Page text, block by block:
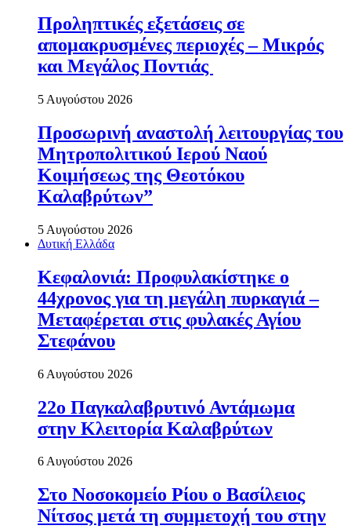
Προληπτικές εξετάσεις σε
απομακρυσμένες περιοχές – Μικρός
και Μεγάλος Ποντιάς
5 Αυγούστου 2026
Προσωρινή αναστολή λειτουργίας του
Μητροπολιτικού Ιερού Ναού
Κοιμήσεως της Θεοτόκου
Καλαβρύτων”
5 Αυγούστου 2026
Δυτική Ελλάδα
Κεφαλονιά: Προφυλακίστηκε ο
44χρονος για τη μεγάλη πυρκαγιά –
Μεταφέρεται στις φυλακές Αγίου
Στεφάνου
6 Αυγούστου 2026
22ο Παγκαλαβρυτινό Αντάμωμα
στην Κλειτορία Καλαβρύτων
6 Αυγούστου 2026
Στο Νοσοκομείο Ρίου ο Βασίλειος
Νίτσος μετά τη συμμετοχή του στην